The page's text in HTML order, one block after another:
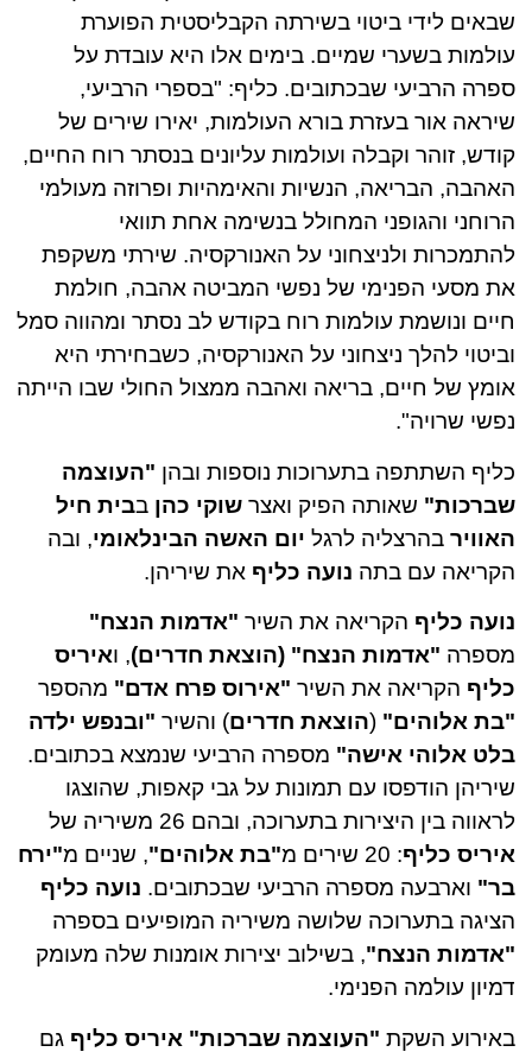
שבאים לידי ביטוי בשירתה הקבליסטית הפוערת
עולמות בשערי שמיים. בימים אלו היא עובדת על
ספרה הרביעי שבכתובים. כליף: "בספרי הרביעי,
שיראה אור בעזרת בורא העולמות, יאירו שירים של
קודש, זוהר וקבלה ועולמות עליונים בנסתר רוח החיים,
האהבה, הבריאה, הנשיות והאימהיות ופרוזה מעולמי
הרוחני והגופני המחולל בנשימה אחת תוואי
להתמכרות ולניצחוני על האנורקסיה. שירתי משקפת
את מסעי הפנימי של נפשי המביטה אהבה, חולמת
חיים ונושמת עולמות רוח בקודש לב נסתר ומהווה סמל
וביטוי להלך ניצחוני על האנורקסיה, כשבחירתי היא
אומץ של חיים, בריאה ואהבה ממצול החולי שבו הייתה
נפשי שרויה".
כליף השתתפה בתערוכות נוספות ובהן "העוצמה
שברכות" שאותה הפיק ואצר שוקי כהן בבית חיל
האוויר בהרצליה לרגל יום האשה הבינלאומי, ובה
הקריאה עם בתה נועה כליף את שיריהן.
נועה כליף הקריאה את השיר "אדמות הנצח"
מספרה "אדמות הנצח" (הוצאת חדרים), ואיריס
כליף הקריאה את השיר "אירוס פרח אדם" מהספר
"בת אלוהים" (הוצאת חדרים) והשיר "ובנפש ילדה
בלט אלוהי אישה" מספרה הרביעי שנמצא בכתובים.
שיריהן הודפסו עם תמונות על גבי קאפות, שהוצגו
לראווה בין היצירות בתערוכה, ובהם 26 משיריה של
איריס כליף: 20 שירים מ "בת אלוהים", שניים מ"ירח
בר" וארבעה מספרה הרביעי שבכתובים. נועה כליף
הציגה בתערוכה שלושה משיריה המופיעים בספרה
"אדמות הנצח", בשילוב יצירות אומנות שלה מעומק
דמיון עולמה הפנימי.
באירוע השקת "העוצמה שברכות" איריס כליף גם